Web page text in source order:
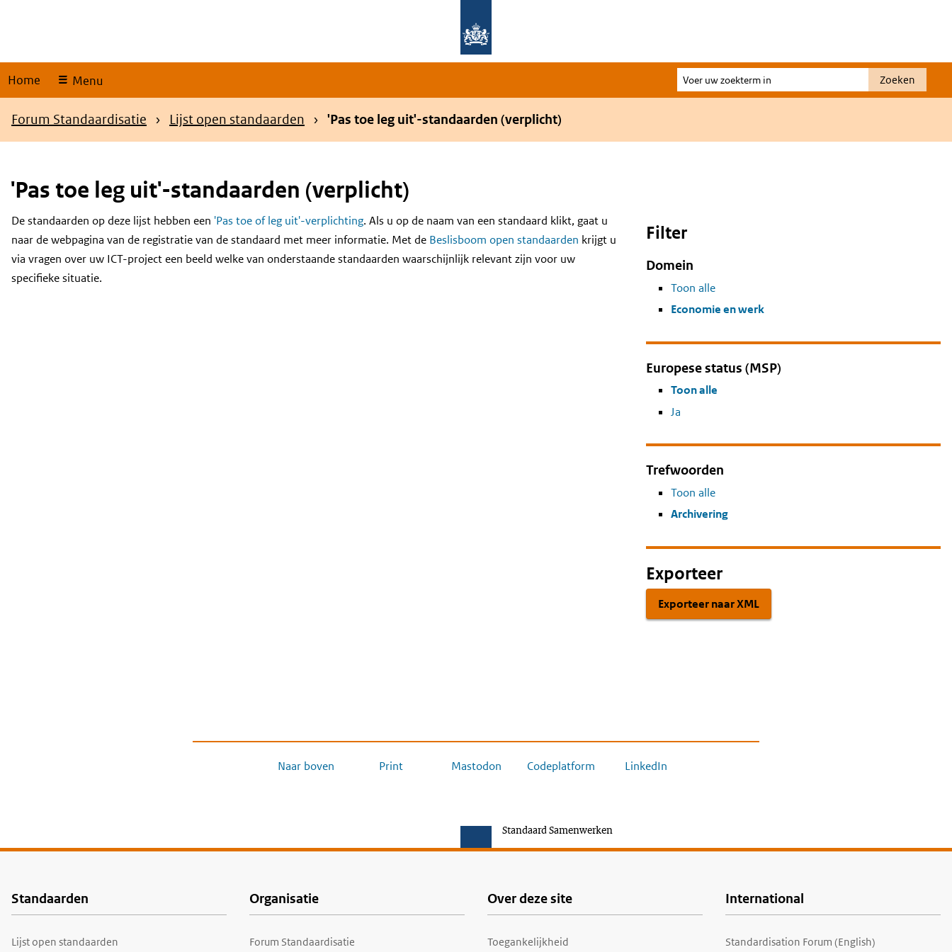
Home Menu
Voer
uw
Zoeken
Kruimelpad
Forum Standaardisatie Lijst open standaarden 'Pas toe leg uit'-standaarden (verplicht)
'Pas toe leg uit'-standaarden (verplicht)
Content
De standaarden op deze lijst hebben een 'Pas toe of leg uit'-verplichting. Als u op de naam van een standaard klikt, gaat u
naar de webpagina van de registratie van de standaard met meer informatie. Met de Beslisboom open standaarden krijgt u
via vragen over uw ICT-project een beeld welke van onderstaande standaarden waarschijnlijk relevant zijn voor uw
specifieke situatie.
Filter
Domein
Toon alle
Economie en werk
Europese status (MSP)
Toon alle
Ja
Trefwoorden
Toon alle
Archivering
Exporteer
Exporteer naar XML
Naar boven Print Mastodon Codeplatform LinkedIn
Standaard Samenwerken
Voet
Standaarden
Lijst open standaarden
Organisatie
Forum Standaardisatie
Over deze site
Toegankelijkheid
International
Standardisation Forum (English)